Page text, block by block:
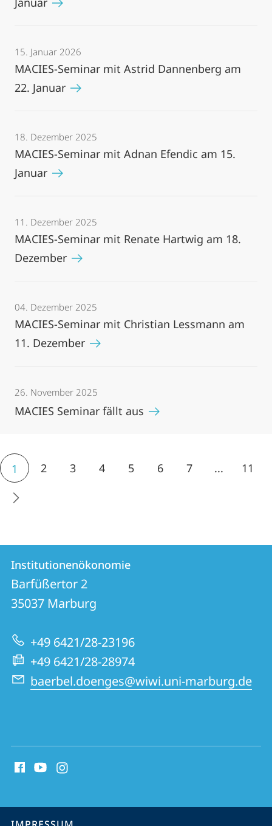
15. Januar 2026
MACIES-Seminar mit Astrid Dannenberg am
22. Januar
18. Dezember 2025
MACIES-Seminar mit Adnan Efendic am 15.
Januar
11. Dezember 2025
MACIES-Seminar mit Renate Hartwig am 18.
Dezember
04. Dezember 2025
MACIES-Seminar mit Christian Lessmann am
11. Dezember
26. November 2025
MACIES Seminar fällt aus
1 2 3 4 5 6 7 ... 11
Kontakt
und
Informationen
zur
Website
Kontaktinformationen
Institutionenökonomie
Institutionenökonomie
Barfüßertor 2
35037 Marburg
+49 6421/28-23196
+49 6421/28-28974
baerbel.doenges@wiwi.uni-marburg.de
Media
Service-